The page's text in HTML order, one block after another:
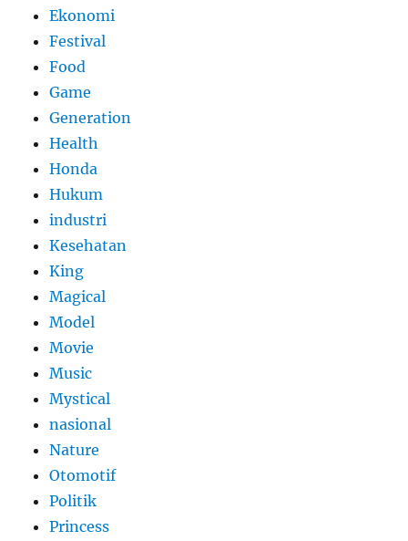
Ekonomi
Festival
Food
Game
Generation
Health
Honda
Hukum
industri
Kesehatan
King
Magical
Model
Movie
Music
Mystical
nasional
Nature
Otomotif
Politik
Princess